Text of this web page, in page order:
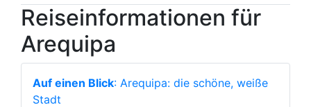
Reiseinformationen für
Arequipa
Auf einen Blick: Arequipa: die schöne, weiße
Stadt